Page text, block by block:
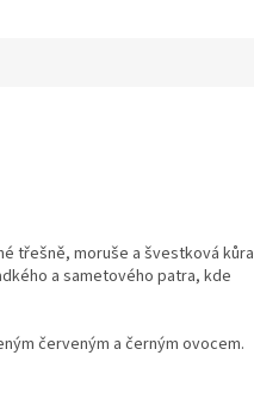
třešně, moruše a švestková kůra
a sametového patra, kde
červeným a černým ovocem.